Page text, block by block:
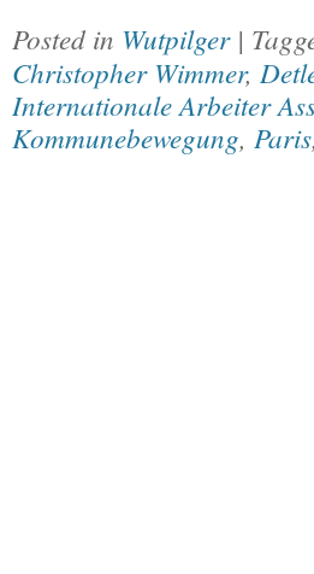
Posted in Wutpilger |
Christopher Wimmer,
Internationale Arbeiter
Kommunebewegung, Paris,